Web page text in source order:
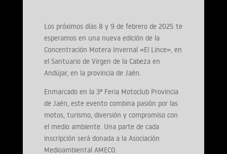
Los próximos días 8 y 9 de febrero de 2025 te
esperamos en una nueva edición de la
Concentración Motera Invernal «El Lince», en
el Santuario de Virgen de la Cabeza en
Andújar, en la provincia de Jaén.
Enmarcado en la 3ª Feria Motoclub Provincia
de Jaén, este evento combina pasión por las
motos, turismo, diversión y compromiso con
el medio ambiente. Una parte de cada
inscripción será donada a la Asociación
Medioambiental AMECO.